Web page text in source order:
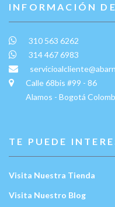
INFORMACIÓN
310 563 6262
314 467 6983
Calle 68bis #99 - 86
Alamos - Bogotá
TE PUEDE
Visita Nuestra Tienda
Visita Nuestro Blog